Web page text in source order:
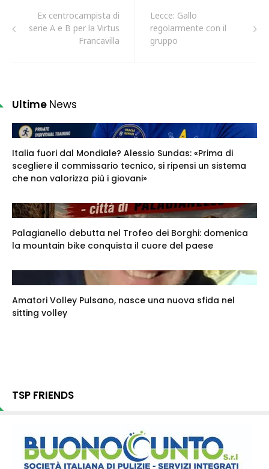
Ex centrocampista di
serie A e B per la Virtus
Francavilla
Lecce: Gallo
regolarmente con il
gruppo
Ultime News
Italia fuori dal Mondiale? Alessio Sundas: «Prima di
scegliere il commissario tecnico, si ripensi un sistema
che non valorizza più i giovani»
Palagianello debutta nel Trofeo dei Borghi: domenica
la mountain bike conquista il cuore del paese
Amatori Volley Pulsano, nasce una nuova sfida nel
sitting volley
TSP FRIENDS